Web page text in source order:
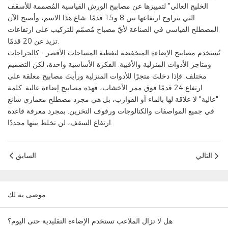
الخليج العالي" لتمييزها عن مصابيح الورش القياسية المُصممة للأسقف
التي يتراوح ارتفاعها بين 8 و15 قدمًا. شاع هذا الاسم، وأصبح الآن
المصطلح القياسي في الصناعة لأيّ مصباح مُصمّم للتركيب على ارتفاعات
تزيد عن 20 قدمًا.
تُستخدم مصابيح الإضاءة المنخفضة لتغطية المساحات الأقصر - كالجراجات
ومتاجر الأدوات المنزلية والأقبية. الفكرة الأساسية واحدة، لكن التصميم
مختلف. فإذا دخلتَ متجرًا للأدوات المنزلية ورأيتَ مصابيح معلقة على
ارتفاع 24 قدمًا فوق ممر الأخشاب، فهذه مصابيح إضاءة عالية. كلمة
"عالية" لا علاقة لها بالماء أو القوارب، بل هي مجرد مصطلح معماري شائع
في جميع المواصفات والكتالوجات ورفوف التخزين. بمجرد معرفة قاعدة
ارتفاع السقف، لن تخلط بينها مجددًا.
السابق التالي
موصى به لك
هل لا تزال الملاعب تستخدم الإضاءة التقليدية حتى اليوم؟